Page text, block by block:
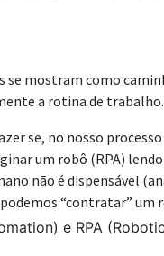
se mostram como
a rotina de trabalho.
se, no nosso
um robô (RPA)
não é dispensável
“contratar” um